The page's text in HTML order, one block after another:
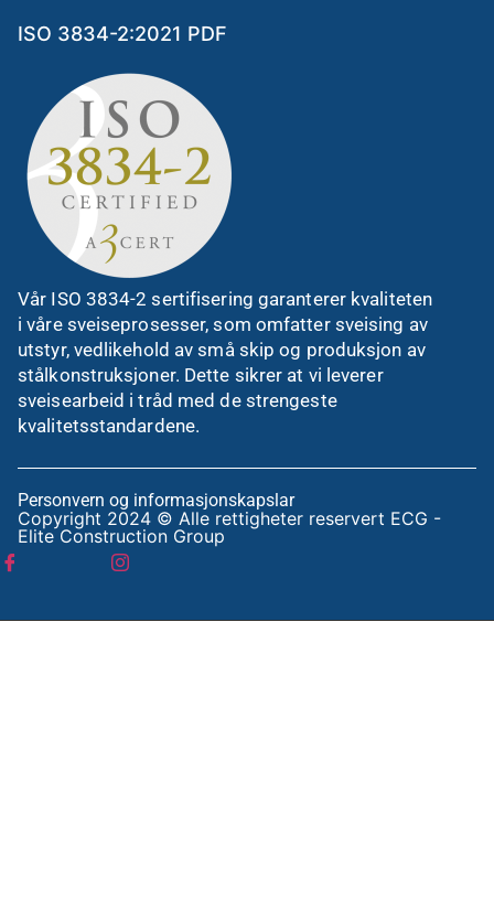
ISO 3834-2:2021 PDF
Vår ISO 3834-2 sertifisering garanterer kvaliteten
i våre sveiseprosesser, som omfatter sveising av
utstyr, vedlikehold av små skip og produksjon av
stålkonstruksjoner. Dette sikrer at vi leverer
sveisearbeid i tråd med de strengeste
kvalitetsstandardene.
Personvern og informasjonskapslar
Copyright 2024 © Alle rettigheter reservert ECG -
Elite Construction Group